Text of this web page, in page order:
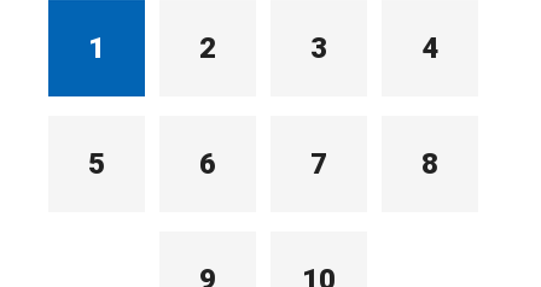
1 2 3 4
5 6 7 8
9 10